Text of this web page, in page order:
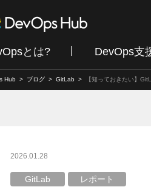
とは? DevOps支
Hub ブログ GitLab 【知っておきたい】
2026.01.28
GitLab レポート